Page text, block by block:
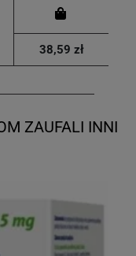
38,59 zł
ZAUFALI INNI